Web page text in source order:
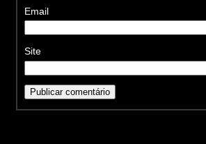
Email
Site